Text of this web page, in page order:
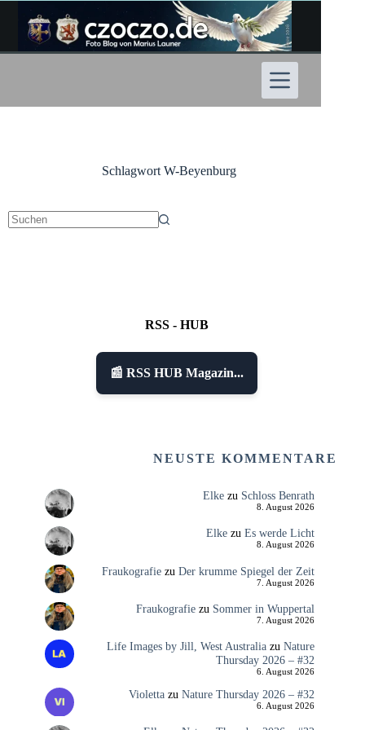
Inhalt
springen
SchlagwortW-Beyenburg
RSS - HUB
📰 RSS HUB Magazin...
NEUSTE KOMMENTARE
Elkezu Schloss Benrath
8. August 2026
Elkezu Es werde Licht
8. August 2026
Fraukografiezu Der krumme Spiegel der Zeit
7. August 2026
Fraukografiezu Sommer in Wuppertal
7. August 2026
Life Images by Jill, West Australiazu Nature
Thursday 2026 – #32
6. August 2026
Violettazu Nature Thursday 2026 – #32
6. August 2026